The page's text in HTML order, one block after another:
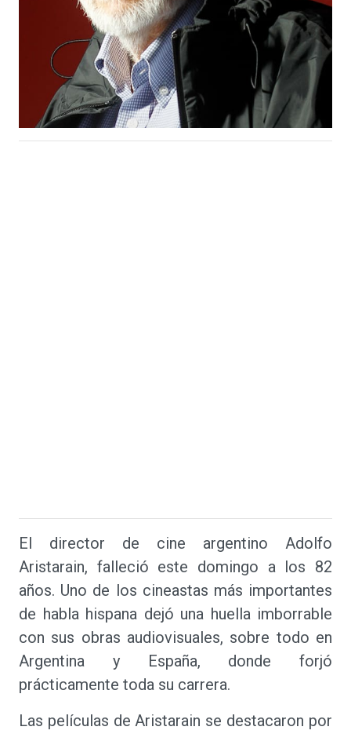
El director de cine argentino Adolfo
Aristarain, falleció este domingo a los 82
años. Uno de los cineastas más importantes
de habla hispana dejó una huella imborrable
con sus obras audiovisuales, sobre todo en
Argentina y España, donde forjó
prácticamente toda su carrera.
Las películas de Aristarain se destacaron por